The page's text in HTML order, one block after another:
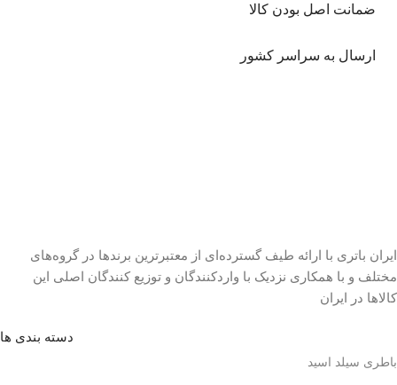
ضمانت اصل بودن کالا
ارسال به سراسر کشور
ایران باتری با ارائه طیف گسترده‏‌ای از معتبرترین برندها در گروه‌‏های
مختلف و با همکاری نزدیک با وارد‏کنندگان و توزیع‏ کنندگان اصلی این
کالاها در ایران
دسته بندی ها
باطری سیلد اسید